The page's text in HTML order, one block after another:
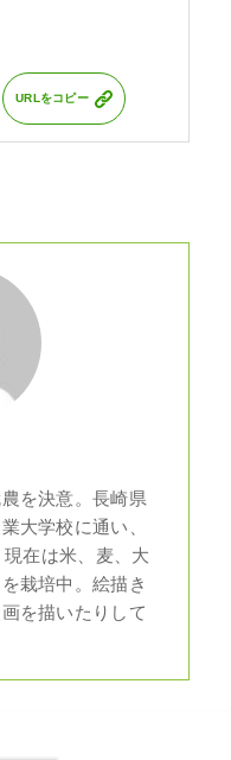
URLをコピー
を決意。長崎県
大学校に通い、
在は米、麦、大
栽培中。絵描き
を描いたりして